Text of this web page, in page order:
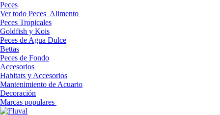
Peces
Ver todo Peces Alimento
Peces Tropicales
Goldfish y Kois
Peces de Agua Dulce
Bettas
Peces de Fondo
Accesorios
Habitats y Accesorios
Mantenimiento de Acuario
Decoración
Marcas populares